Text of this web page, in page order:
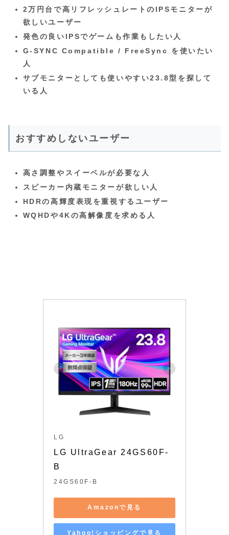
2万円台で高リフレッシュレートのIPSモニターが
欲しいユーザー
発色の良いIPSでゲームも作業もしたい人
G‑SYNC Compatible / FreeSync を使いたい
人
サブモニターとしても使いやすい23.8型を探して
いる人
おすすめしないユーザー
高さ調整やスイーベルが必要な人
スピーカー内蔵モニターが欲しい人
HDRの高輝度表現を重視するユーザー
WQHDや4Kの高解像度を求める人
LG
LG UltraGear 24GS60F-
B
24GS60F-B
Amazonで見る
Yahoo!ショッピングで見る